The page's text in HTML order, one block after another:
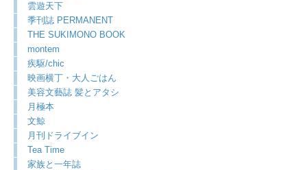
雲遊天下
季刊誌 PERMANENT
THE SUKIMONO BOOK
montem
疾駆/chic
映画横丁・大人ごはん
美容文藝誌 髪とアタシ
月極本
文鯨
月刊ドライブイン
Tea Time
家族と一年誌